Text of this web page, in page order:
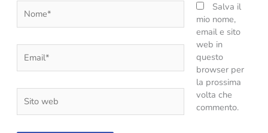
web
Salva il
mio nome,
email e sito
web in
questo
browser per
la prossima
volta che
commento.